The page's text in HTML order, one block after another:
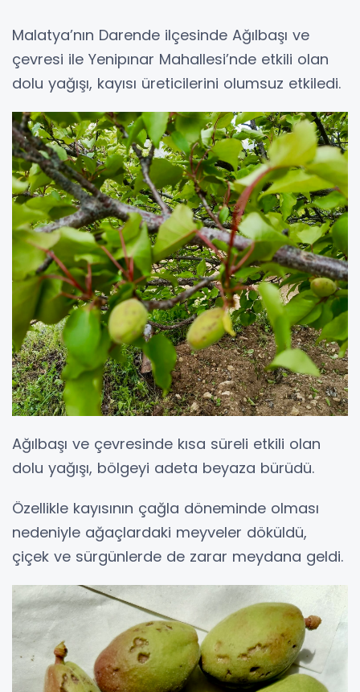
Malatya’nın Darende ilçesinde Ağılbaşı ve
çevresi ile Yenipınar Mahallesi’nde etkili olan
dolu yağışı, kayısı üreticilerini olumsuz etkiledi.
Ağılbaşı ve çevresinde kısa süreli etkili olan
dolu yağışı, bölgeyi adeta beyaza bürüdü.
Özellikle kayısının çağla döneminde olması
nedeniyle ağaçlardaki meyveler döküldü,
çiçek ve sürgünlerde de zarar meydana geldi.